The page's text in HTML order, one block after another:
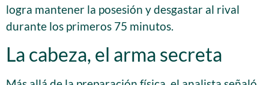
logra mantener la posesión y desgastar al rival
durante los primeros 75 minutos.
La cabeza, el arma secreta